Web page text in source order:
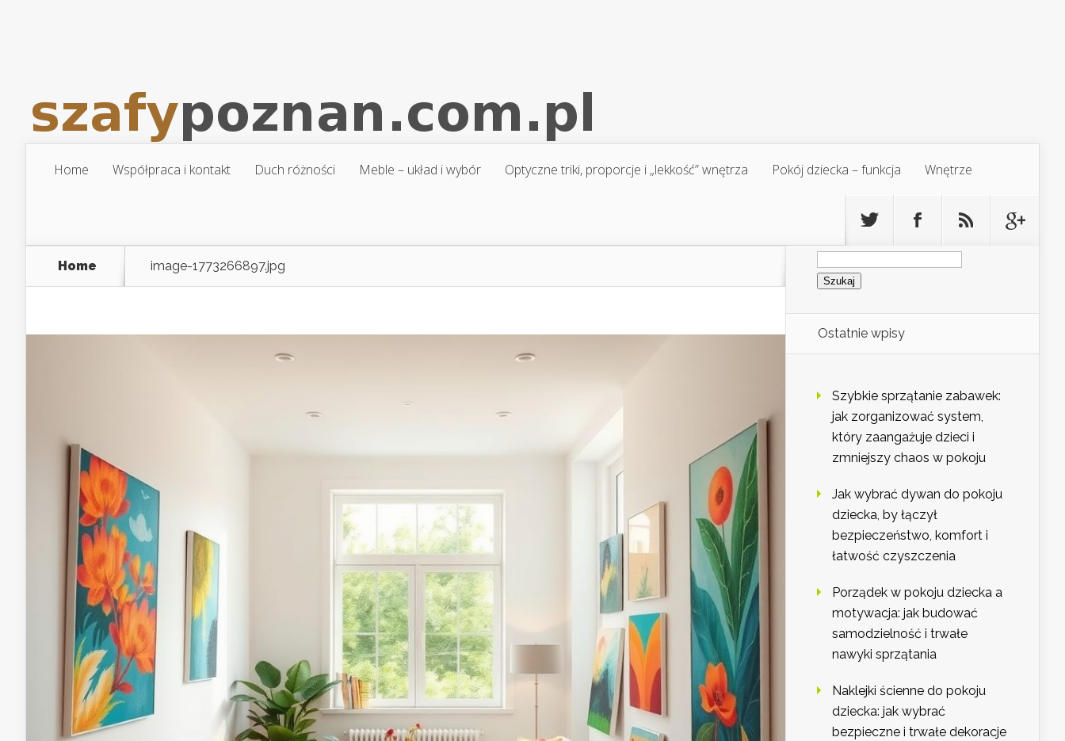
Home Współpraca i kontakt Duch różności Meble – układ i wybór Optyczne triki, proporcje i „lekkość” wnętrza Pokój dziecka – funkcja Wnętrze
Home image-1773266897.jpg
Szukaj:
Ostatnie wpisy
Szybkie sprzątanie zabawek:
jak zorganizować system,
który zaangażuje dzieci i
zmniejszy chaos w pokoju
Jak wybrać dywan do pokoju
dziecka, by łączył
bezpieczeństwo, komfort i
łatwość czyszczenia
Porządek w pokoju dziecka a
motywacja: jak budować
samodzielność i trwałe
nawyki sprzątania
Naklejki ścienne do pokoju
dziecka: jak wybrać
bezpieczne i trwałe dekoracje